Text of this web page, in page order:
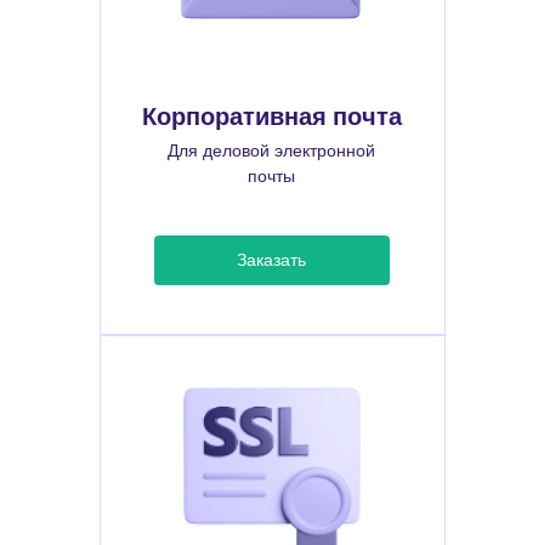
Корпоративная почта
Для деловой электронной
почты
Заказать